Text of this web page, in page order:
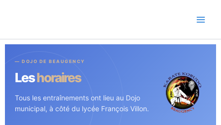
— DOJO DE BEAUGENCY
Leshoraires
Tous les entraînements ont lieu au Dojo
municipal, à côté du lycée François Villon.